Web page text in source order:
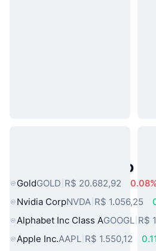
Ativos do Mundo
GoldGOLD R$ 20.682,92
Nvidia CorpNVDA R$ 1.056,25
Alphabet Inc Class AGOOGL R$
Apple Inc.AAPL R$ 1.550,12